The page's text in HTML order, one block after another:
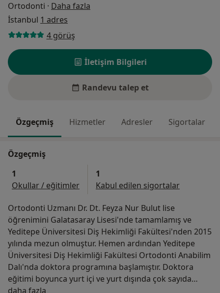
Ortodonti · Daha fazla
İstanbul 1 adres
4 görüş
İletişim Bilgileri
Randevu talep et
Özgeçmiş Hizmetler Adresler Sigortalar
Özgeçmiş
1
Okullar / eğitimler
1
Kabul edilen sigortalar
Ortodonti Uzmanı Dr. Dt. Feyza Nur Bulut lise
öğrenimini Galatasaray Lisesi'nde tamamlamış ve
Yeditepe Üniversitesi Diş Hekimliği Fakültesi'nden 2015
yılında mezun olmuştur. Hemen ardından Yeditepe
Üniversitesi Diş Hekimliği Fakültesi Ortodonti Anabilim
Dalı'nda doktora programına başlamıştır. Doktora
eğitimi boyunca yurt içi ve yurt dışında çok sayıda
eğitim, seminer ve kongreye katılmıştır. 2020 yılında
daha fazla